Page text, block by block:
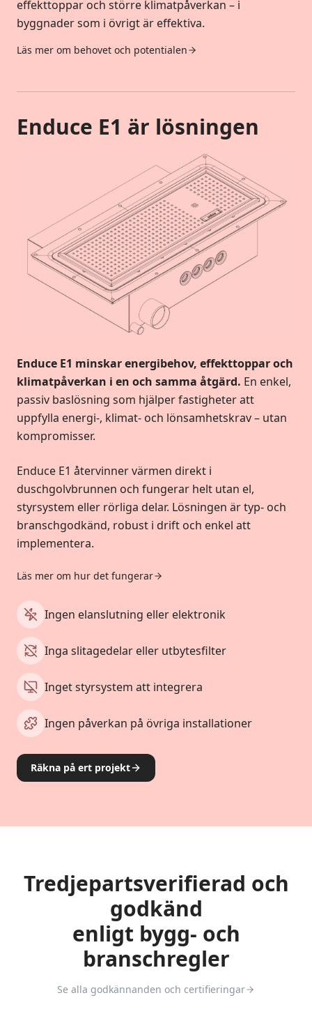
effekttoppar och större klimatpåverkan – i
byggnader som i övrigt är effektiva.
Läs mer om behovet och potentialen
Enduce E1 är lösningen
Enduce E1 minskar energibehov, effekttoppar och
klimatpåverkan i en och samma åtgärd. En enkel,
passiv baslösning som hjälper fastigheter att
uppfylla energi-, klimat- och lönsamhetskrav – utan
kompromisser.
Enduce E1 återvinner värmen direkt i
duschgolvbrunnen och fungerar helt utan el,
styrsystem eller rörliga delar. Lösningen är typ- och
branschgodkänd, robust i drift och enkel att
implementera.
Läs mer om hur det fungerar
Ingen elanslutning eller elektronik
Inga slitagedelar eller utbytesfilter
Inget styrsystem att integrera
Ingen påverkan på övriga installationer
Räkna på ert projekt
Tredjepartsverifierad och
godkänd
enligt bygg- och
branschregler
Se alla godkännanden och certifieringar